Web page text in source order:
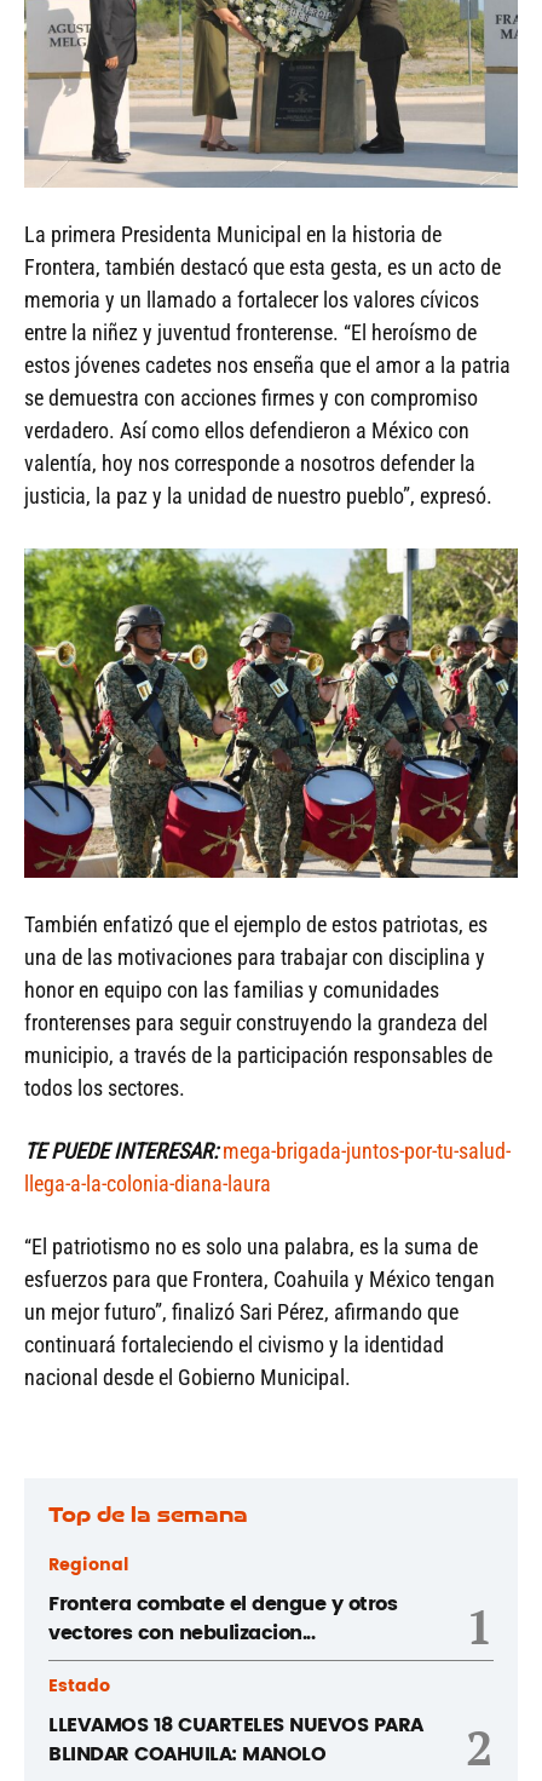
La primera Presidenta Municipal en la historia de
Frontera, también destacó que esta gesta, es un acto de
memoria y un llamado a fortalecer los valores cívicos
entre la niñez y juventud fronterense. “El heroísmo de
estos jóvenes cadetes nos enseña que el amor a la patria
se demuestra con acciones firmes y con compromiso
verdadero. Así como ellos defendieron a México con
valentía, hoy nos corresponde a nosotros defender la
justicia, la paz y la unidad de nuestro pueblo”, expresó.
También enfatizó que el ejemplo de estos patriotas, es
una de las motivaciones para trabajar con disciplina y
honor en equipo con las familias y comunidades
fronterenses para seguir construyendo la grandeza del
municipio, a través de la participación responsables de
todos los sectores.
TE PUEDE INTERESAR: mega-brigada-juntos-por-tu-salud-
llega-a-la-colonia-diana-laura
“El patriotismo no es solo una palabra, es la suma de
esfuerzos para que Frontera, Coahuila y México tengan
un mejor futuro”, finalizó Sari Pérez, afirmando que
continuará fortaleciendo el civismo y la identidad
nacional desde el Gobierno Municipal.
Top de la semana
Regional
Frontera combate el dengue y otros
vectores con nebulizacion...
1
Estado
LLEVAMOS 18 CUARTELES NUEVOS PARA
BLINDAR COAHUILA: MANOLO
2